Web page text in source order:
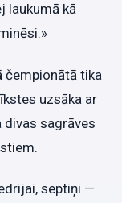
laukumā kā
čempionātā tika
uzsāka ar
divas sagrāves
septiņi —